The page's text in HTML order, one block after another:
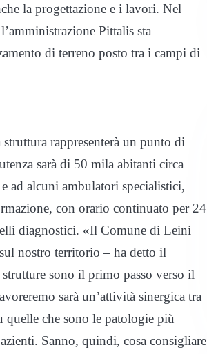
la progettazione e i lavori. Nel
Pittalis sta
di terreno posto tra i campi di
rappresenterà un punto di
sarà di 50 mila abitanti circa
ad alcuni ambulatori specialistici,
con orario continuato per 24
diagnostici. «Il Comune di Leini
nostro territorio – ha detto il
sono il primo passo verso il
sarà un’attività sinergica tra
quelle che sono le patologie più
Sanno, quindi, cosa consigliare